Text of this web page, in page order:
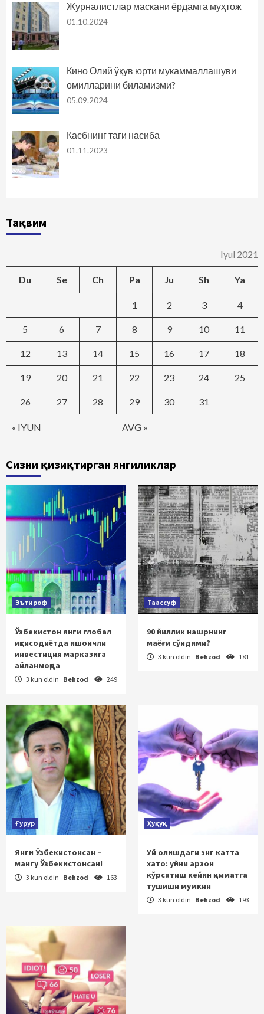
Журналистлар маскани ёрдамга муҳтож
01.10.2024
Кино Олий ўқув юрти мукаммаллашуви
омилларини биламизми?
05.09.2024
Касбнинг таги насиба
01.11.2023
Тақвим
Iyul 2021
Du Se Ch Pa Ju Sh Ya
« IYUN AVG »
1 2 3 4
5 6 7 8 9 10 11
12 13 14 15 16 17 18
19 20 21 22 23 24 25
26 27 28 29 30 31
Сизни қизиқтирган янгиликлар
Эътироф
Ўзбекистон янги глобал
иқтисодиётда ишончли
инвестиция марказига
айланмоқда
3 kun oldin Behzod 249
Таассуф
90 йиллик нашрнинг
маёғи сўндими?
3 kun oldin Behzod 181
Ғурур
Янги Ўзбекистонсан –
мангу Ўзбекистонсан!
3 kun oldin Behzod 163
Ҳуқуқ
Уй олишдаги энг катта
хато: уйни арзон
кўрсатиш кейин қимматга
тушиши мумкин
3 kun oldin Behzod 193